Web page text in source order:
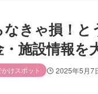
なきゃ損！と
施設情報を
かけスポット 2025年5月7